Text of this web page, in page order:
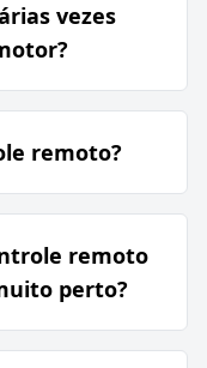
vezes
remoto?
remoto
perto?